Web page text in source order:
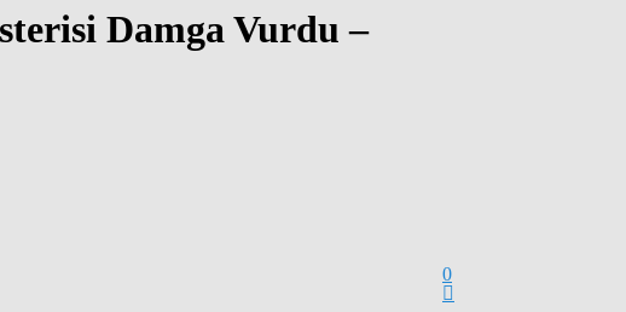
Damga Vurdu –
0